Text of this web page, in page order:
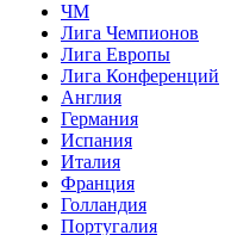
ЧМ
Лига Чемпионов
Лига Европы
Лига Конференций
Англия
Германия
Испания
Италия
Франция
Голландия
Португалия